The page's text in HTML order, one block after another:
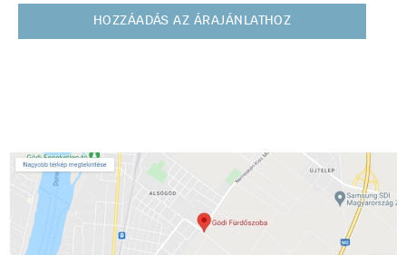
HOZZÁADÁS AZ ÁRAJÁNLATHOZ